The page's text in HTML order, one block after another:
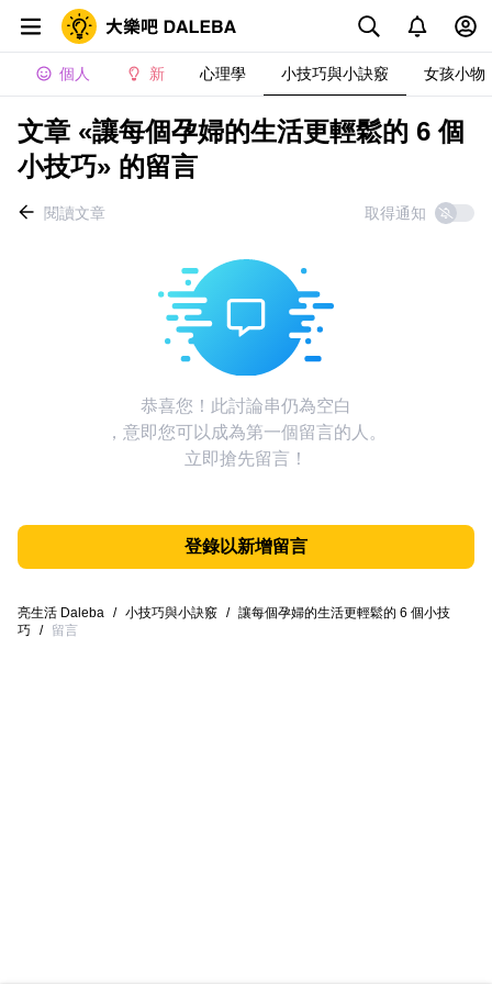
個人 新 心理學 小技巧與小訣竅 女孩小物
文章 «讓每個孕婦的生活更輕鬆的 6 個
小技巧» 的留言
閱讀文章 取得通知
恭喜您！此討論串仍為空白
，意即您可以成為第一個留言的人。
立即搶先留言！
登錄以新增留言
亮生活 Daleba / 小技巧與小訣竅 / 讓每個孕婦的生活更輕鬆的 6 個小技
巧 / 留言